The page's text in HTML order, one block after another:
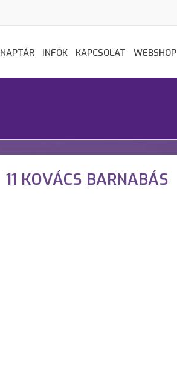
NAPTÁR INFÓK KAPCSOLAT WEBSHOP
11 KOVÁCS BARNABÁS